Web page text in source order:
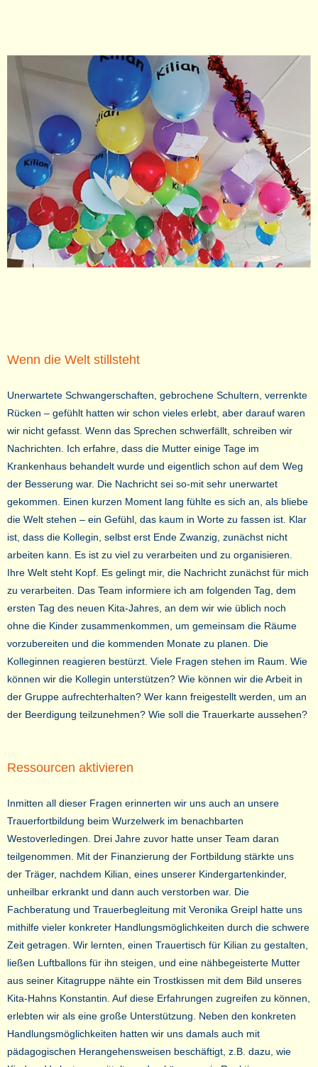
Wenn die Welt stillsteht
Unerwartete Schwangerschaften, gebrochene Schultern, verrenkte
Rücken – gefühlt hatten wir schon vieles erlebt, aber darauf waren
wir nicht gefasst. Wenn das Sprechen schwerfällt, schreiben wir
Nachrichten. Ich erfahre, dass die Mutter einige Tage im
Krankenhaus behandelt wurde und eigentlich schon auf dem Weg
der Besserung war. Die Nachricht sei so-mit sehr unerwartet
gekommen. Einen kurzen Moment lang fühlte es sich an, als bliebe
die Welt stehen – ein Gefühl, das kaum in Worte zu fassen ist. Klar
ist, dass die Kollegin, selbst erst Ende Zwanzig, zunächst nicht
arbeiten kann. Es ist zu viel zu verarbeiten und zu organisieren.
Ihre Welt steht Kopf. Es gelingt mir, die Nachricht zunächst für mich
zu verarbeiten. Das Team informiere ich am folgenden Tag, dem
ersten Tag des neuen Kita-Jahres, an dem wir wie üblich noch
ohne die Kinder zusammenkommen, um gemeinsam die Räume
vorzubereiten und die kommenden Monate zu planen. Die
Kolleginnen reagieren bestürzt. Viele Fragen stehen im Raum. Wie
können wir die Kollegin unterstützen? Wie können wir die Arbeit in
der Gruppe aufrechterhalten? Wer kann freigestellt werden, um an
der Beerdigung teilzunehmen? Wie soll die Trauerkarte aussehen?
Ressourcen aktivieren
Inmitten all dieser Fragen erinnerten wir uns auch an unsere
Trauerfortbildung beim Wurzelwerk im benachbarten
Westoverledingen. Drei Jahre zuvor hatte unser Team daran
teilgenommen. Mit der Finanzierung der Fortbildung stärkte uns
der Träger, nachdem Kilian, eines unserer Kindergartenkinder,
unheilbar erkrankt und dann auch verstorben war. Die
Fachberatung und Trauerbegleitung mit Veronika Greipl hatte uns
mithilfe vieler konkreter Handlungsmöglichkeiten durch die schwere
Zeit getragen. Wir lernten, einen Trauertisch für Kilian zu gestalten,
ließen Luftballons für ihn steigen, und eine nähbegeisterte Mutter
aus seiner Kitagruppe nähte ein Trostkissen mit dem Bild unseres
Kita-Hahns Konstantin. Auf diese Erfahrungen zugreifen zu können,
erlebten wir als eine große Unterstützung. Neben den konkreten
Handlungsmöglichkeiten hatten wir uns damals auch mit
pädagogischen Herangehensweisen beschäftigt, z.B. dazu, wie